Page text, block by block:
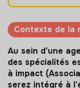
Contexte de la
Au sein d’une
des spécialités
à impact
serez intégré à